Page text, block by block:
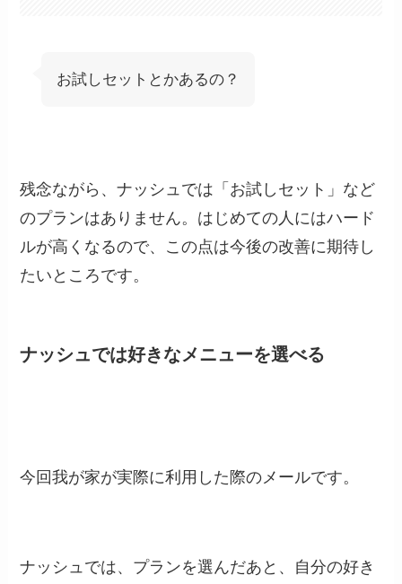
お試しセットとかあるの？
残念ながら、ナッシュでは「お試しセット」など
のプランはありません。はじめての人にはハード
ルが高くなるので、この点は今後の改善に期待し
たいところです。
ナッシュでは好きなメニューを選べる
今回我が家が実際に利用した際のメールです。
ナッシュでは、プランを選んだあと、自分の好き